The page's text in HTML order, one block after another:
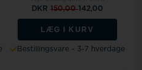
DKR 150,00142,00
LÆG I KURV
Bestillingsvare - 3-7 hverdage